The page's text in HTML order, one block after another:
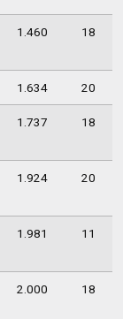
1.460 18
1.634 20
1.737 18
1.924 20
1.981 11
2.000 18